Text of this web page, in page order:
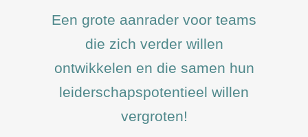
Een grote aanrader voor teams
die zich verder willen
ontwikkelen en die samen hun
leiderschapspotentieel willen
vergroten!